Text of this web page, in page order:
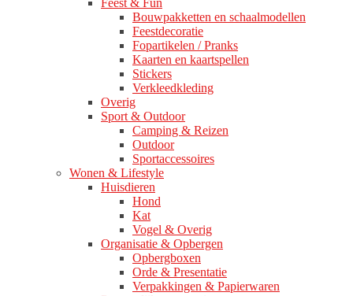
Bouwpakketten en schaalmodellen
Feestdecoratie
Fopartikelen / Pranks
Kaarten en kaartspellen
Stickers
Verkleedkleding
Overig
Sport & Outdoor
Camping & Reizen
Outdoor
Sportaccessoires
Wonen & Lifestyle
Huisdieren
Hond
Kat
Vogel & Overig
Organisatie & Opbergen
Opbergboxen
Orde & Presentatie
Verpakkingen & Papierwaren